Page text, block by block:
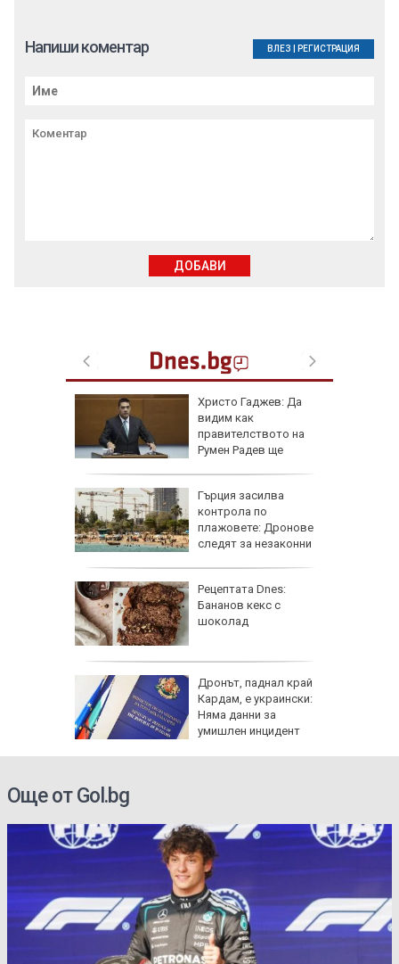
Христо Гаджев: Да
видим как
правителството на
Румен Радев ще
Гърция засилва
контрола по
плажовете: Дронове
следят за незаконни
Рецептата Dnes:
Бананов кекс с
шоколад
Дронът, паднал край
Кардам, е украински:
Няма данни за
умишлен инцидент
Напиши коментар ВЛЕЗ РЕГИСТРАЦИЯ
ДОБАВИ
Още от Gol.bg